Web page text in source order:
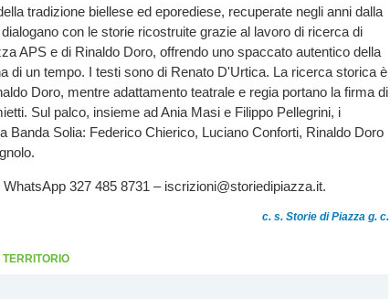
tradizione biellese ed eporediese, recuperate negli anni dalla
con le storie ricostruite grazie al lavoro di ricerca di
APS e di Rinaldo Doro, offrendo uno spaccato autentico della
di un tempo. I testi sono di Renato D'Urtica. La ricerca storica è
Doro, mentre adattamento teatrale e regia portano la firma di
Sul palco, insieme ad Ania Masi e Filippo Pellegrini, i
Banda Solia: Federico Chierico, Luciano Conforti, Rinaldo Doro
327 485 8731 – iscrizioni@storiedipiazza.it.
c. s. Storie di Piazza g. c.